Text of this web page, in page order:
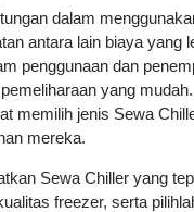
dalam
antara lain biaya yang
penggunaan dan
yang
memilih jenis Sewa
mereka.
Sewa Chiller yang
freezer, serta